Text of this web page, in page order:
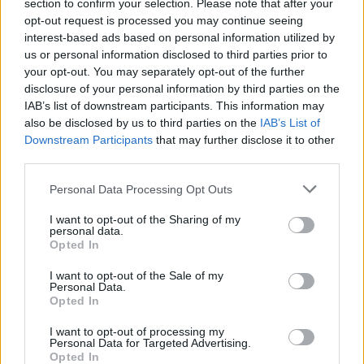
section to confirm your selection. Please note that after your
opt-out request is processed you may continue seeing
interest-based ads based on personal information utilized by
us or personal information disclosed to third parties prior to
your opt-out. You may separately opt-out of the further
disclosure of your personal information by third parties on the
IAB’s list of downstream participants. This information may
also be disclosed by us to third parties on the IAB’s List of
Downstream Participants that may further disclose it to other
Personal Data Processing Opt Outs
I want to opt-out of the Sharing of my
personal data.
Opted In
I want to opt-out of the Sale of my
Personal Data.
Opted In
I want to opt-out of processing my
Personal Data for Targeted Advertising.
Opted In
2026. augusztus 06., csütörtök